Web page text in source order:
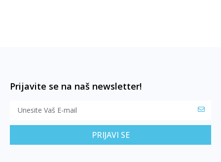
Prijavite se na naš newsletter!
PRIJAVI SE